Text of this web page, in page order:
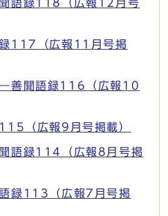
語録118（広報12月号
117（広報11月号掲
―善聞語録116（広報10
（広報9月号掲載）
語録114（広報8月号掲
録113（広報7月号掲